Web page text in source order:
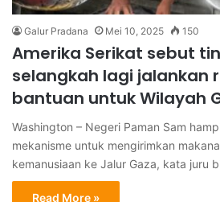
Galur Pradana Mei 10, 2025 150
Amerika Serikat sebut
selangkah lagi jalankan
bantuan untuk Wilayah
Washington – Negeri Paman Sam
mekanisme untuk mengirimkan
kemanusiaan ke Jalur Gaza, kata juru
Read More »